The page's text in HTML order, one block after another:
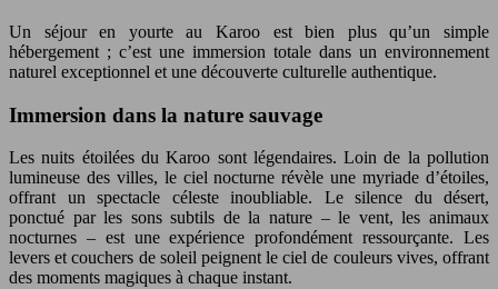
Un séjour en yourte au Karoo est bien plus qu’un simple
hébergement ; c’est une immersion totale dans un environnement
naturel exceptionnel et une découverte culturelle authentique.
Immersion dans la nature sauvage
Les nuits étoilées du Karoo sont légendaires. Loin de la pollution
lumineuse des villes, le ciel nocturne révèle une myriade d’étoiles,
offrant un spectacle céleste inoubliable. Le silence du désert,
ponctué par les sons subtils de la nature – le vent, les animaux
nocturnes – est une expérience profondément ressourçante. Les
levers et couchers de soleil peignent le ciel de couleurs vives, offrant
des moments magiques à chaque instant.